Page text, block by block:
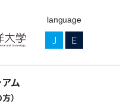
language
J E
ム
）